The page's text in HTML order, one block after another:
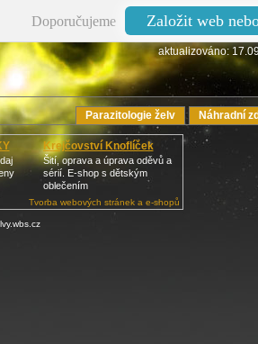
Doporučujeme Založit web
aktualizováno:
Náhradní
Parazitologie želv
Krejčovství Knoflíček
Šití, oprava a úprava oděvů a
sérií. E-shop s dětským
oblečením
Tvorba webových stránek a e-shopů